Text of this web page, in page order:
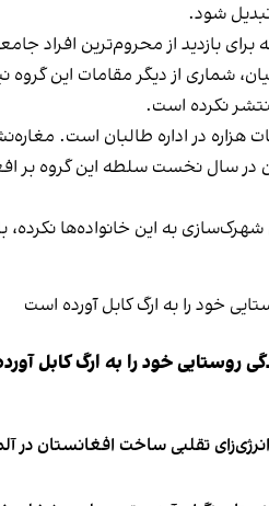
شود.
بازدید از محروم‌ترین افراد
شماری از دیگر مقامات این
نکرده است.
هزاره در اداره طالبان است.
در سال نخست سلطه این گروه بر
شهرک‌سازی به این خانواده‌ها
روستایی خود را به ارگ کابل